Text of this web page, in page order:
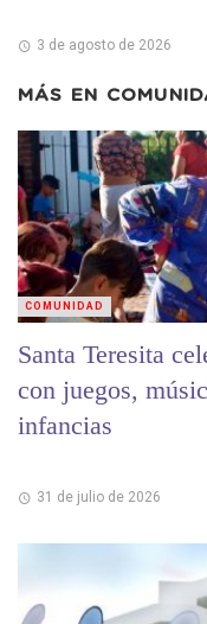
3 de agosto de 2026
MÁS EN
Santa Teresita
con juegos,
infancias
31 de julio de 2026
COMUNIDAD